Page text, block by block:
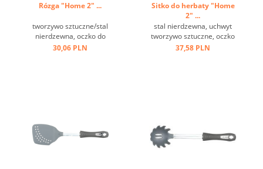
Rózga "Home 2" ...
tworzywo sztuczne/stal
nierdzewna, oczko do
zawieszenia, czarna ...
30,06 PLN
Sitko do herbaty "Home
2" ...
stal nierdzewna, uchwyt
tworzywo sztuczne, oczko
do zawieszania, haczyk ...
37,58 PLN